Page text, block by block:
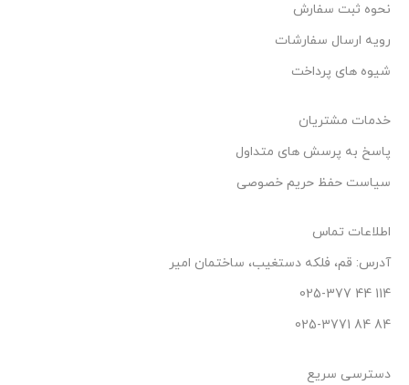
نحوه ثبت سفارش
رویه ارسال سفارشات
شیوه های پرداخت
خدمات مشتریان
پاسخ به پرسش های متداول
سیاست حفظ حریم خصوصی
اطلاعات تماس
آدرس: قم، فلکه دستغیب، ساختمان امیر
114 44 025-377
84 84 025-3771
دسترسی سریع